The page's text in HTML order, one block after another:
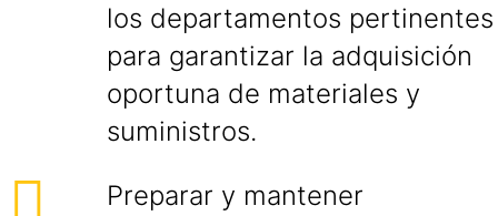
los departamentos pertinentes
para garantizar la adquisición
oportuna de materiales y
suministros.
Preparar y mantener